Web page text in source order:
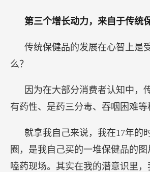
第三个增长动力，来自于传统
传统保健品的发展在心智上是
么？
因为在大部分消费者认知中，
有药性、是药三分毒、吞咽困难等
就拿我自己来说，我在17年的
圈，是我自己买的一堆保健品的
嗑药现场。其实在我的潜意识里